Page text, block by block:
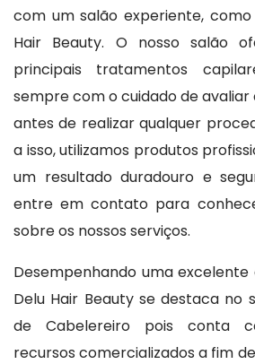
com um salão experiente, como
Hair Beauty. O nosso salão
principais tratamentos
sempre com o cuidado de
antes de realizar qualquer
a isso, utilizamos produtos
um resultado duradouro e
entre em contato para
sobre os nossos serviços.
Desempenhando uma excelente
Delu Hair Beauty se destaca no
de Cabelereiro pois conta
recursos comercializados a fim